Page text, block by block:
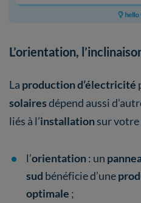
L’orientation,
La production d’électricité
solairesdépend aussi
liés à l’installationsur votre
l’orientation: un
sud bénéficie d’une
optimale ;